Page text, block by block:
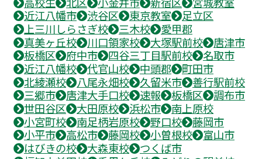
近江八幡市
渋谷区 東京教室
足立区
上三川しらさぎ校
三木校
愛甲郡
真美ヶ丘校
川口領家校 大塚駅前校
唐津市
板橋区
府中市 四谷三丁目駅前校
名取市
近江八幡校
代官山校 中頭郡
町田市
北綾瀬校
八尾永畑校 久留米市
善行駅前校
三郷市
唐津大手口校 速報 板橋区
調布市
世田谷区
大田原校 浜松市
南上原校
小宮町校
南足柄岩原校 野口校
藤岡市
小平市
高松市 藤岡校 小曽根校
富山市
はびきの校
大森東校
つくば市